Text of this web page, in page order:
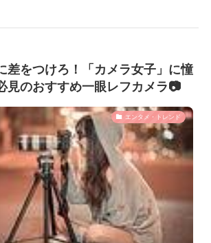
差をつけろ！「カメラ女子」に憧
見のおすすめ一眼レフカメラ📷
エンタメ・トレンド